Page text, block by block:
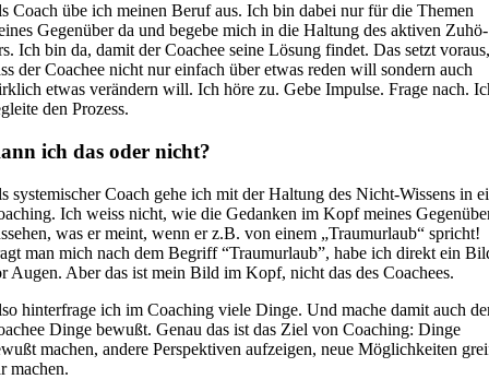
Coach übe ich mei­nen Beruf aus. Ich bin dabei nur für die The­men
Gegen­über da und bege­be mich in die Hal­tung des akti­ven Zuhö­
Ich bin da, damit der Coa­chee sei­ne Lösung fin­det. Das setzt
der Coa­chee nicht nur ein­fach über etwas reden will son­dern auch
etwas ver­än­dern will. Ich höre zu. Gebe Impul­se. Fra­ge nach.
den Pro­zess.
ich das oder nicht?
sys­te­mi­scher Coach gehe ich mit der Hal­tung des Nicht-Wis­sens in
Ich weiss nicht, wie die Gedan­ken im Kopf mei­nes
was er meint, wenn er z.B. von einem „Traum­ur­laub“ spricht!
man mich nach dem Begriff “Traum­ur­laub”, habe ich direkt ein
Augen. Aber das ist mein Bild im Kopf, nicht das des Coa­chees.
hin­ter­fra­ge ich im Coa­ching vie­le Din­ge. Und mache damit auch
Din­ge bewußt. Genau das ist das Ziel von Coa­ching: Din­ge
machen, ande­re Per­spek­ti­ven auf­zei­gen, neue Mög­lich­kei­ten
machen.